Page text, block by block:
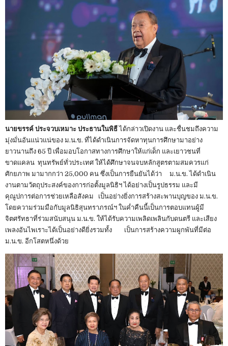
นายขรรค์ ประจวบเหมาะ ประธานในพิธีได้กล่าวเปิดงาน และชื่นชมถึงความ
มุ่งมั่นอันแน่วแน่ของ ม.น.ข. ที่ได้ดำเนินการจัดหาทุนการศึกษามาอย่าง
ยาวนานถึง 65 ปี เพื่อมอบโอกาสทางการศึกษาให้แก่เด็ก และเยาวชนที่
ขาดแคลน ทุนทรัพย์ทั่วประเทศ ให้ได้ศึกษาจนจบหลักสูตรตามสมควรแก่
ศักยภาพ มามากกว่า 25,000 คน ซึ่งเป็นการยืนยันได้ว่า ม.น.ข. ได้ดำเนิน
งานตามวัตถุประสงค์ของการก่อตั้งมูลนิธิฯ ได้อย่างเป็นรูปธรรม และมี
คุณูปการต่อการช่วยเหลือสังคม เป็นอย่างยิ่งการสร้างสะพานบุญของ ม.น.ข.
โดยความร่วมมือกับมูลนิธิสุนทราภรณ์ฯ ในค่ำคืนนี้เป็นการตอบแทนผู้มี
จิตศรัทธาที่ร่วมสนับสนุน ม.น.ข. ให้ได้รับความเพลิดเพลินกับดนตรี และเสียง
เพลงอันไพเราะได้เป็นอย่างดียิ่งรวมทั้ง เป็นการสร้างความผูกพันที่มีต่อ
ม.น.ข. อีกโสตหนึ่งด้วย